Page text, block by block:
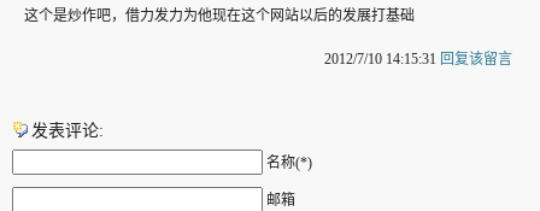
这个是炒作吧，借力发力为他现在这个网站以后的发展打基础
2012/7/10 14:15:31 回复该留言
发表评论:
名称(*)
邮箱